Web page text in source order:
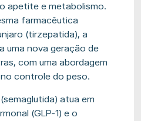
apetite e metabolismo.
farmacêutica
(tirzepatida), a
uma nova geração de
com uma abordagem
controle do peso.
atua em
(GLP-1) e o